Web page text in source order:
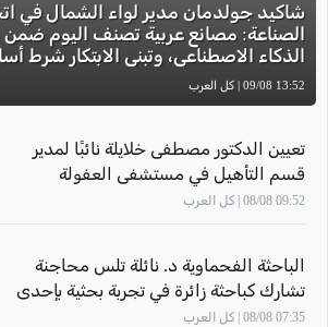
شاكيد جولدمان مدير لواء الشمال في
الصناعة: مصانع عربية تصنف اليوم ضمن
الذكاء الاصطناعي، وتبني الابتكار شرط
13:52 09/08 | كل العرب
تعيين الدكتور مصطفى خلايلة نائبًا لمدير
قسم التأهيل في مستشفى العفولة
09:52 08/08 | كل العرب
الباحثة الفحماوية د. نائلة تلس محاجنة
تشارك كباحثة زائرة في تجربة بحثية بإحدى
الجامعات البريطانية
07:35 08/08 | كل العرب